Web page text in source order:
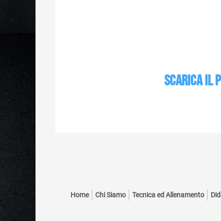
Scarica il
Home Chi Siamo Tecnica ed Allenamento